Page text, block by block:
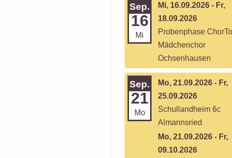
Sep.
16
Mi
Mi, 16.09.2026 - Fr,
18.09.2026
Probenphase
Mädchenchor
Ochsenhausen
Sep.
21
Mo
Mo, 21.09.2026 - Fr,
25.09.2026
Schullandheim 6c
Almannsried
Mo, 21.09.2026 - Fr,
09.10.2026